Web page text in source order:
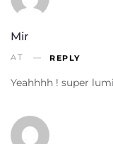
Mir
AT REPLY
Yeahhhh ! super